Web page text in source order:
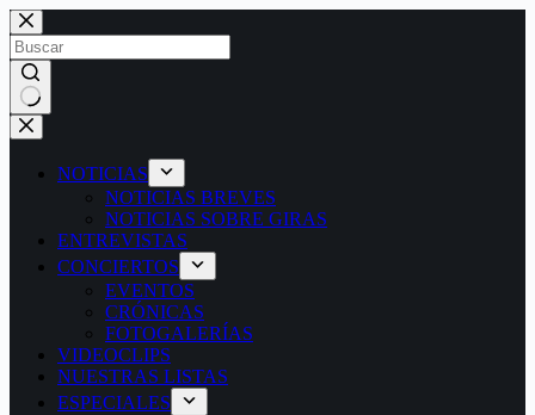
Saltar
al
contenido
Sin
resultados
NOTICIAS
NOTICIAS BREVES
NOTICIAS SOBRE GIRAS
ENTREVISTAS
CONCIERTOS
EVENTOS
CRÓNICAS
FOTOGALERÍAS
VIDEOCLIPS
NUESTRAS LISTAS
ESPECIALES